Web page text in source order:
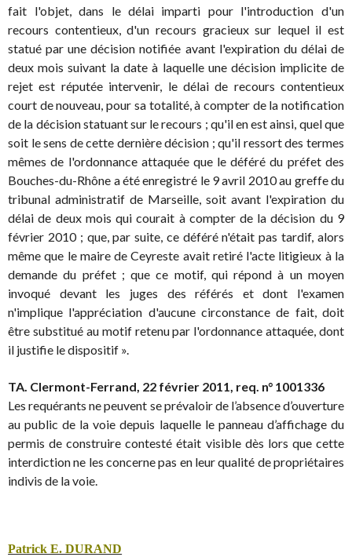
fait l'objet, dans le délai imparti pour l'introduction d'un
recours contentieux, d'un recours gracieux sur lequel il est
statué par une décision notifiée avant l'expiration du délai de
deux mois suivant la date à laquelle une décision implicite de
rejet est réputée intervenir, le délai de recours contentieux
court de nouveau, pour sa totalité, à compter de la notification
de la décision statuant sur le recours ; qu'il en est ainsi, quel que
soit le sens de cette dernière décision ; qu'il ressort des termes
mêmes de l'ordonnance attaquée que le déféré du préfet des
Bouches-du-Rhône a été enregistré le 9 avril 2010 au greffe du
tribunal administratif de Marseille, soit avant l'expiration du
délai de deux mois qui courait à compter de la décision du 9
février 2010 ; que, par suite, ce déféré n'était pas tardif, alors
même que le maire de Ceyreste avait retiré l'acte litigieux à la
demande du préfet ; que ce motif, qui répond à un moyen
invoqué devant les juges des référés et dont l'examen
n'implique l'appréciation d'aucune circonstance de fait, doit
être substitué au motif retenu par l'ordonnance attaquée, dont
il justifie le dispositif ».
TA. Clermont-Ferrand, 22 février 2011, req. n° 1001336
Les requérants ne peuvent se prévaloir de l’absence d’ouverture
au public de la voie depuis laquelle le panneau d’affichage du
permis de construire contesté était visible dès lors que cette
interdiction ne les concerne pas en leur qualité de propriétaires
indivis de la voie.
Patrick E. DURAND